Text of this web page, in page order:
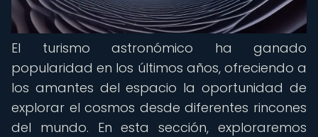
El turismo astronómico ha ganado
popularidad en los últimos años, ofreciendo a
los amantes del espacio la oportunidad de
explorar el cosmos desde diferentes rincones
del mundo. En esta sección, exploraremos